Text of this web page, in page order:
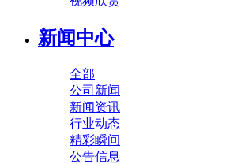
新闻中心
全部
公司新闻
新闻资讯
行业动态
精彩瞬间
公告信息